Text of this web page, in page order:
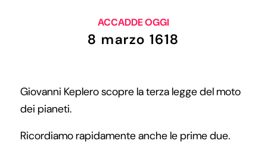
ACCADDE OGGI
8 marzo 1618
Giovanni Keplero scopre la terza legge del moto
dei pianeti.
Ricordiamo rapidamente anche le prime due.